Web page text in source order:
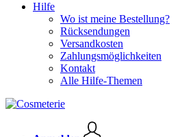
Hilfe
Wo ist meine Bestellung?
Rücksendungen
Versandkosten
Zahlungsmöglichkeiten
Kontakt
Alle Hilfe-Themen